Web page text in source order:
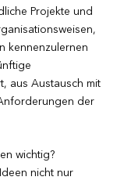
Projekte und
kennenzulernen
aus Austausch mit
der
wichtig?
nicht nur